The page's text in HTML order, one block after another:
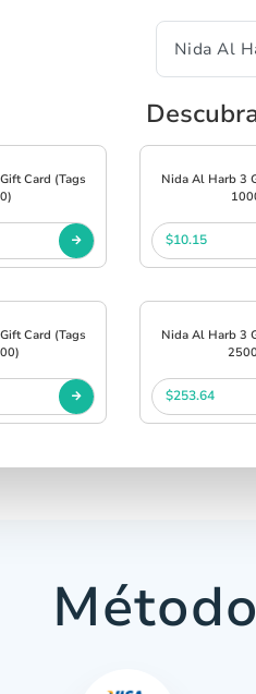
Card (Tags
Nida Al Harb 3
$10.15
Card (Tags
Nida Al Harb 3
$253.64